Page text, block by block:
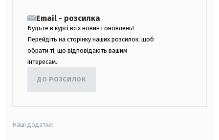
Email - розсилка
Будьте в курсі всіх новин і оновлень!
Перейдіть на сторінку наших розсилок, щоб
обрати ті, що відповідають вашим
інтересам.
ДО РОЗСИЛОК
Наші додатки: